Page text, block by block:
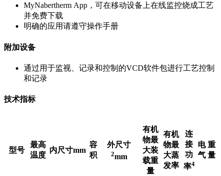
MyNabertherm App，可在移动设备上在线监控烧成工艺
并免费下载
明确的应用请遵守操作手册
附加设备
通过用于监视、记录和控制的VCD软件包进行工艺控制
和记录
技术指标
型号
最高
温度
内尺寸mm
容
积
外尺寸
2mm
有机
物最
大装
载重
量
有机
物最
大蒸
发率
连
接
功
率4
电
气
重
量